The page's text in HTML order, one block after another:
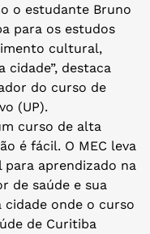
o estudante Bruno
para os estudos
cultural,
cidade”, destaca
do curso de
(UP).
curso de alta
é fácil. O MEC leva
aprendizado na
de saúde e sua
onde o curso
de Curitiba